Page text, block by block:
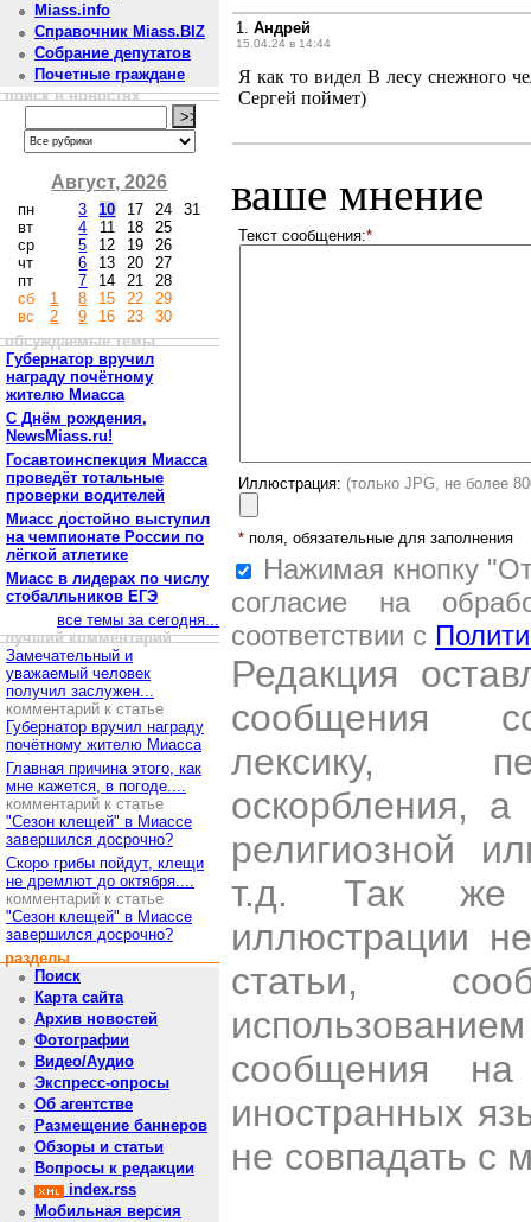
Miass.info
Справочник Miass.BIZ
Собрание депутатов
Почетные граждане
поиск в новостях
Август, 2026
пн
вт
ср
чт
пт
сб
вс
1
2
3
4
5
6
7
8
9
10
11
12
13
14
15
16
17
18
19
20
21
22
23
24
25
26
27
28
29
30
31
обсуждаемые темы
Губернатор вручил
награду почётному
жителю Миасса
С Днём рождения,
NewsMiass.ru!
Госавтоинспекция Миасса
проведёт тотальные
проверки водителей
Миасс достойно выступил
на чемпионате России по
лёгкой атлетике
Миасс в лидерах по числу
стобалльников ЕГЭ
все темы за сегодня...
лучший комментарий
Замечательный и
уважаемый человек
получил заслужен...
комментарий к статье
Губернатор вручил награду
почётному жителю Миасса
Главная причина этого, как
мне кажется, в погоде....
комментарий к статье
"Сезон клещей" в Миассе
завершился досрочно?
Скоро грибы пойдут, клещи
не дремлют до октября....
комментарий к статье
"Сезон клещей" в Миассе
завершился досрочно?
разделы
Поиск
Карта сайта
Архив новостей
Фотографии
Видео/Аудио
Экспресс-опросы
Об агентстве
Размещение баннеров
Обзоры и статьи
Вопросы к редакции
index.rss
Мобильная версия
1. Андрей
15.04.24 в 14:44
Я как то видел В лесу снежного
Сергей поймет)
ваше мнение
Текст сообщения:*
Иллюстрация: (только JPG, не более
* поля, обязательные для заполнения
Нажимая кнопку
согласие на
соответствии с
Редакция
сообщения
лексику,
оскорбления,
религиозной
т.д. Так же
иллюстрации
статьи,
сообщения
иностранных
не совпадать с